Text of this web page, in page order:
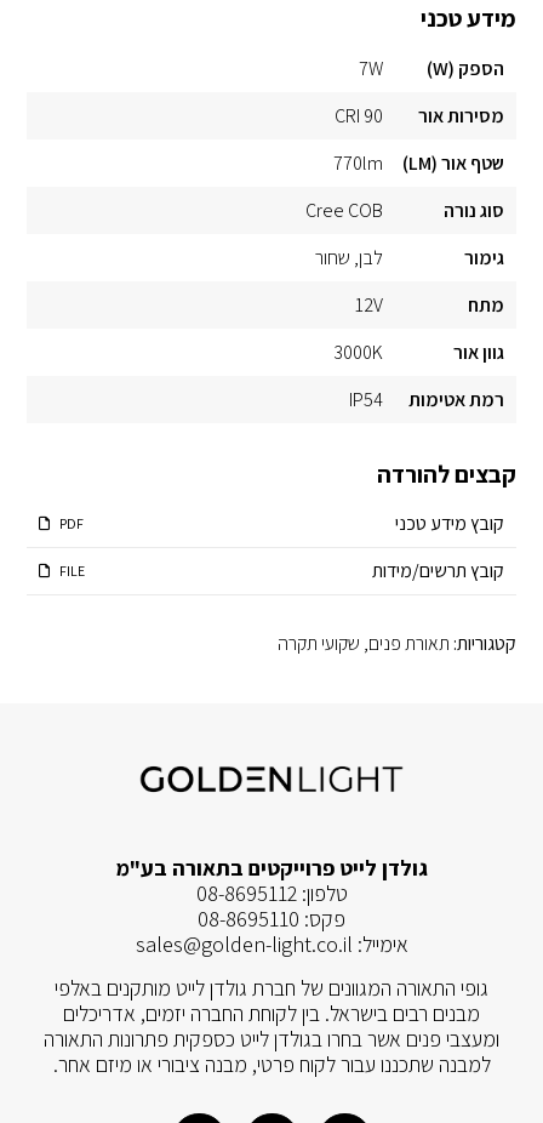
מידע טכני
הספק (W)
7W
מסירות אור
CRI 90
שטף אור (LM)
770lm
סוג נורה
Cree COB
גימור
לבן שחור
מתח
12V
גוון אור
3000K
רמת אטימות
IP54
קבצים להורדה
קובץ מידע טכני PDF
קובץ תרשים/מידות FILE
קטגוריות: תאורת פנים, שקועי תקרה
גולדן לייט פרוייקטים בתאורה בע"מ
טלפון:08-8695112
פקס: 08-8695110
אימייל: sales@golden-light.co.il
גופי התאורה המגוונים של חברת גולדן לייט מותקנים באלפי
מבנים רבים בישראל. בין לקוחת החברה יזמים, אדריכלים
ומעצבי פנים אשר בחרו בגולדן לייט כספקית פתרונות התאורה
למבנה שתכננו עבור לקוח פרטי, מבנה ציבורי או מיזם אחר.